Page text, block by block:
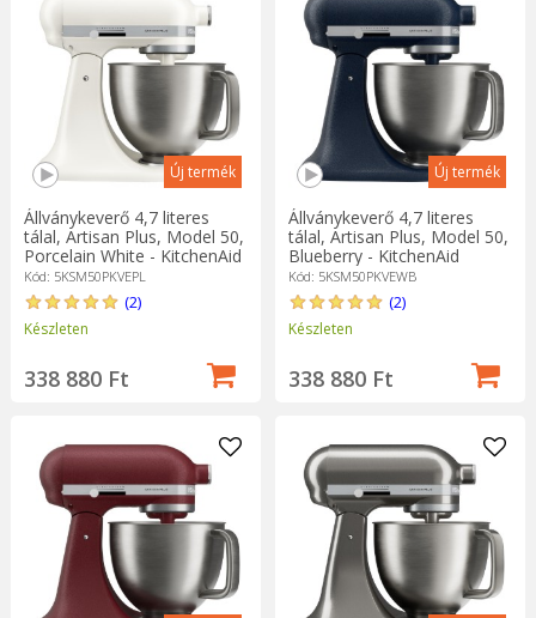
Új termék
Állványkeverő 4,7 literes
tálal, Artisan Plus, Model 50,
Porcelain White - KitchenAid
Kód: 5KSM50PKVEPL
(2)
Készleten
338 880 Ft
Új termék
Állványkeverő 4,7 literes
tálal, Artisan Plus, Model 50,
Blueberry - KitchenAid
Kód: 5KSM50PKVEWB
(2)
Készleten
338 880 Ft